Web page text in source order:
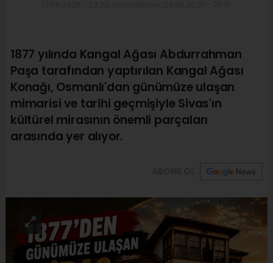
1877 yılında Kangal Ağası Abdurrahman
Paşa tarafından yaptırılan Kangal Ağası
Konağı, Osmanlı'dan günümüze ulaşan
mimarisi ve tarihi geçmişiyle Sivas'ın
kültürel mirasının önemli parçaları
arasında yer alıyor.